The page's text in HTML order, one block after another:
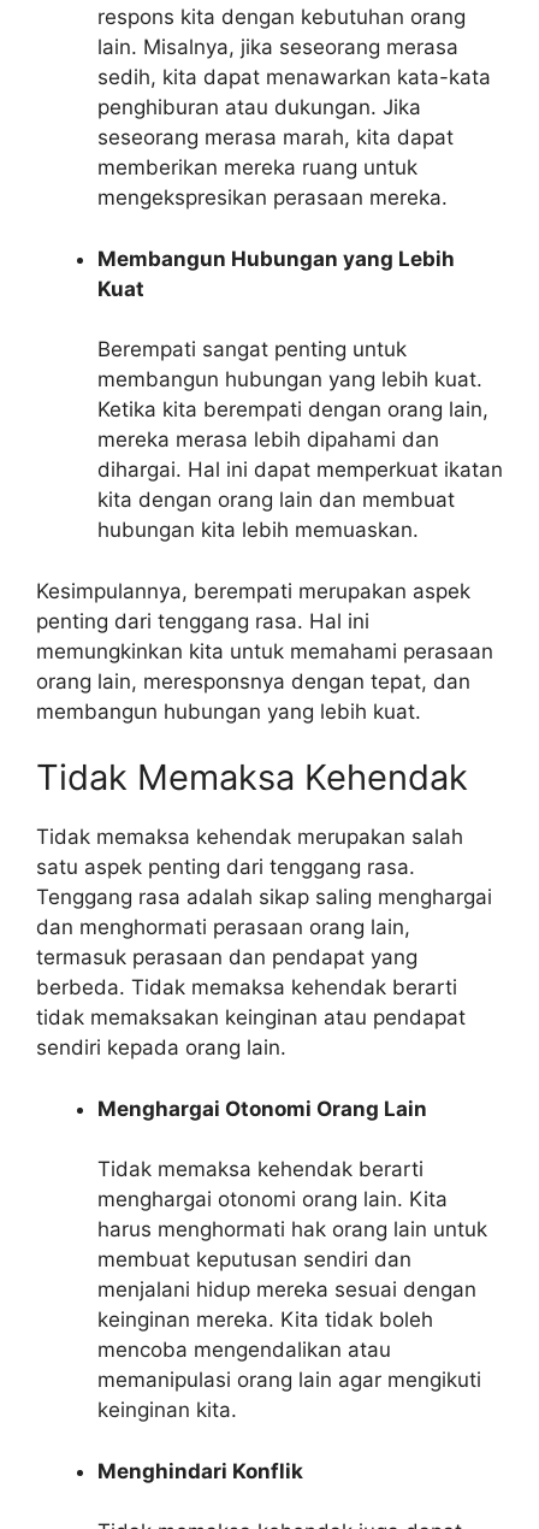
respons kita dengan kebutuhan orang
lain. Misalnya, jika seseorang merasa
sedih, kita dapat menawarkan kata-kata
penghiburan atau dukungan. Jika
seseorang merasa marah, kita dapat
memberikan mereka ruang untuk
mengekspresikan perasaan mereka.
Membangun Hubungan yang Lebih
Kuat
Berempati sangat penting untuk
membangun hubungan yang lebih kuat.
Ketika kita berempati dengan orang lain,
mereka merasa lebih dipahami dan
dihargai. Hal ini dapat memperkuat ikatan
kita dengan orang lain dan membuat
hubungan kita lebih memuaskan.
Kesimpulannya, berempati merupakan aspek
penting dari tenggang rasa. Hal ini
memungkinkan kita untuk memahami perasaan
orang lain, meresponsnya dengan tepat, dan
membangun hubungan yang lebih kuat.
Tidak Memaksa Kehendak
Tidak memaksa kehendak merupakan salah
satu aspek penting dari tenggang rasa.
Tenggang rasa adalah sikap saling menghargai
dan menghormati perasaan orang lain,
termasuk perasaan dan pendapat yang
berbeda. Tidak memaksa kehendak berarti
tidak memaksakan keinginan atau pendapat
sendiri kepada orang lain.
Menghargai Otonomi Orang Lain
Tidak memaksa kehendak berarti
menghargai otonomi orang lain. Kita
harus menghormati hak orang lain untuk
membuat keputusan sendiri dan
menjalani hidup mereka sesuai dengan
keinginan mereka. Kita tidak boleh
mencoba mengendalikan atau
memanipulasi orang lain agar mengikuti
keinginan kita.
Menghindari Konflik